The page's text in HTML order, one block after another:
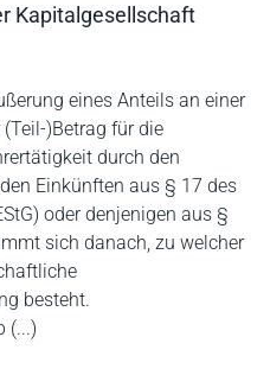
Kapitalgesellschaft
eines Anteils an einer
)Betrag für die
durch den
Einkünften aus § 17 des
oder denjenigen aus §
sich danach, zu welcher
besteht.
(...)